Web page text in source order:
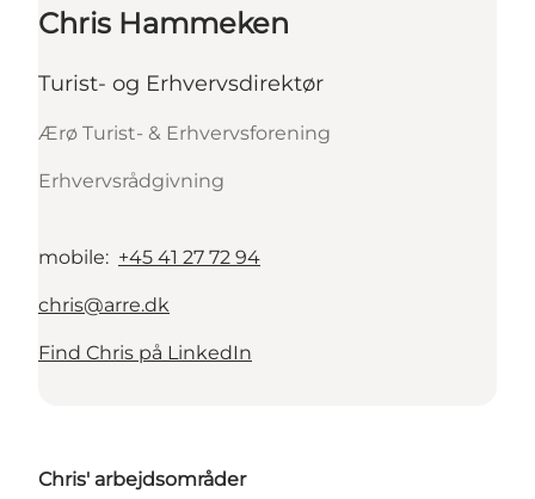
Chris Hammeken
Turist- og Erhvervsdirektør
Ærø Turist- & Erhvervsforening
Erhvervsrådgivning
mobile: +45 41 27 72 94
chris@arre.dk
Find Chris på LinkedIn
Chris' arbejdsområder